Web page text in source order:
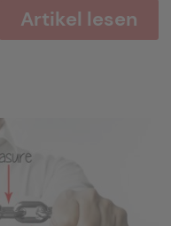
Artikel lesen